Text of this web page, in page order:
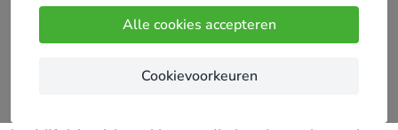
Alle cookies accepteren
Cookievoorkeuren
Nog geen reviews
House of Art Deco is gespecialiseerd in exclusieve